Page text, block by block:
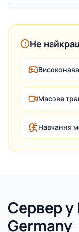
Не
Масове
Навчання
Сервер у
Germany